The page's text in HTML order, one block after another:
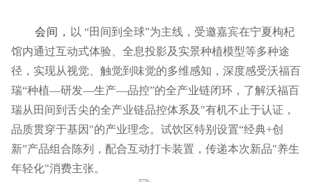
会间， 以 “田间到全球”为主线，受邀嘉宾在宁夏枸杞
馆内通过互动式体验、全息投影及实景种植模型等多种途
径，实现从视觉、触觉到味觉的多维感知，深度感受沃福百
瑞“种植—研发—生产—品控”的全产业链闭环，了解沃福百
瑞从田间到舌尖的全产业链品控体系及"有机不止于认证，
品质贯穿于基因"的产业理念。试饮区特别设置“经典+创
新”产品组合陈列，配合互动打卡装置，传递本次新品"养生
年轻化"消费主张。